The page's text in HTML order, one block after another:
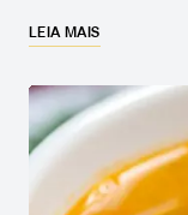
LEIA MAIS